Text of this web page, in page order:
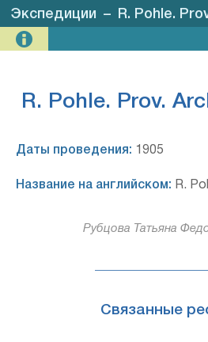
Экспедиции – R. Pohle. Prov.
R. Pohle. Prov.
Даты проведения: 1905
Название на английском: R.
Рубцова Татьяна
Связанные